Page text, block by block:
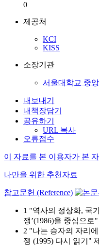
0
제공처
KCI
KISS
소장기관
서울대학교 중
내보내기
내책장담기
공유하기
URL 복사
오류접수
이 자료를 본 이용자가 본
나만을 위한 추천자료
참고문헌 (Reference)
1 "역사의 정상화, 국
쟁’(1986)을 중심으로
2 "나는 승자의 자리
쟁 (1995) 다시 읽기"